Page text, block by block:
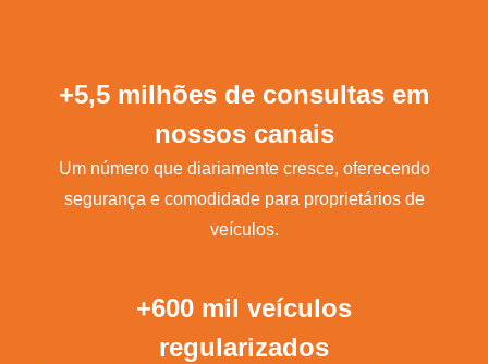
+5,5 milhões de consultas em
nossos canais
Um número que diariamente cresce, oferecendo
segurança e comodidade para proprietários de
veículos.
+600 mil veículos
regularizados